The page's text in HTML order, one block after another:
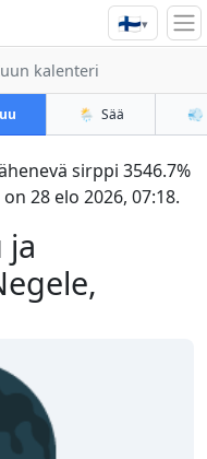
🇫🇮▾
kalenteri
🌦️ Sää 💨
ja
sirppi 3546.7%
28 elo 2026, 07:18.